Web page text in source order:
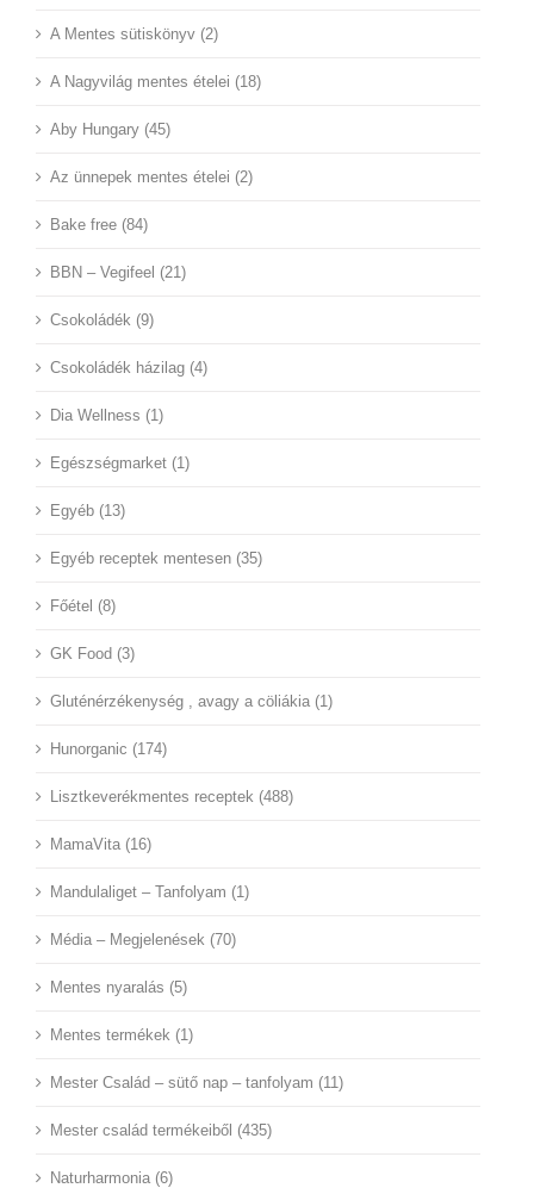
A Mentes sütiskönyv (2)
A Nagyvilág mentes ételei (18)
Aby Hungary (45)
Az ünnepek mentes ételei (2)
Bake free (84)
BBN – Vegifeel (21)
Csokoládék (9)
Csokoládék házilag (4)
Dia Wellness (1)
Egészségmarket (1)
Egyéb (13)
Egyéb receptek mentesen (35)
Főétel (8)
GK Food (3)
Gluténérzékenység , avagy a cöliákia (1)
Hunorganic (174)
Lisztkeverékmentes receptek (488)
MamaVita (16)
Mandulaliget – Tanfolyam (1)
Média – Megjelenések (70)
Mentes nyaralás (5)
Mentes termékek (1)
Mester Család – sütő nap – tanfolyam (11)
Mester család termékeiből (435)
Naturharmonia (6)